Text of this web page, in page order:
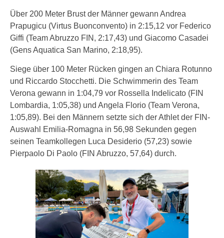
Über 200 Meter Brust der Männer gewann Andrea
Prapugicu (Virtus Buonconvento) in 2:15,12 vor Federico
Giffi (Team Abruzzo FIN, 2:17,43) und Giacomo Casadei
(Gens Aquatica San Marino, 2:18,95).
Siege über 100 Meter Rücken gingen an Chiara Rotunno
und Riccardo Stocchetti. Die Schwimmerin des Team
Verona gewann in 1:04,79 vor Rossella Indelicato (FIN
Lombardia, 1:05,38) und Angela Florio (Team Verona,
1:05,89). Bei den Männern setzte sich der Athlet der FIN-
Auswahl Emilia-Romagna in 56,98 Sekunden gegen
seinen Teamkollegen Luca Desiderio (57,23) sowie
Pierpaolo Di Paolo (FIN Abruzzo, 57,64) durch.